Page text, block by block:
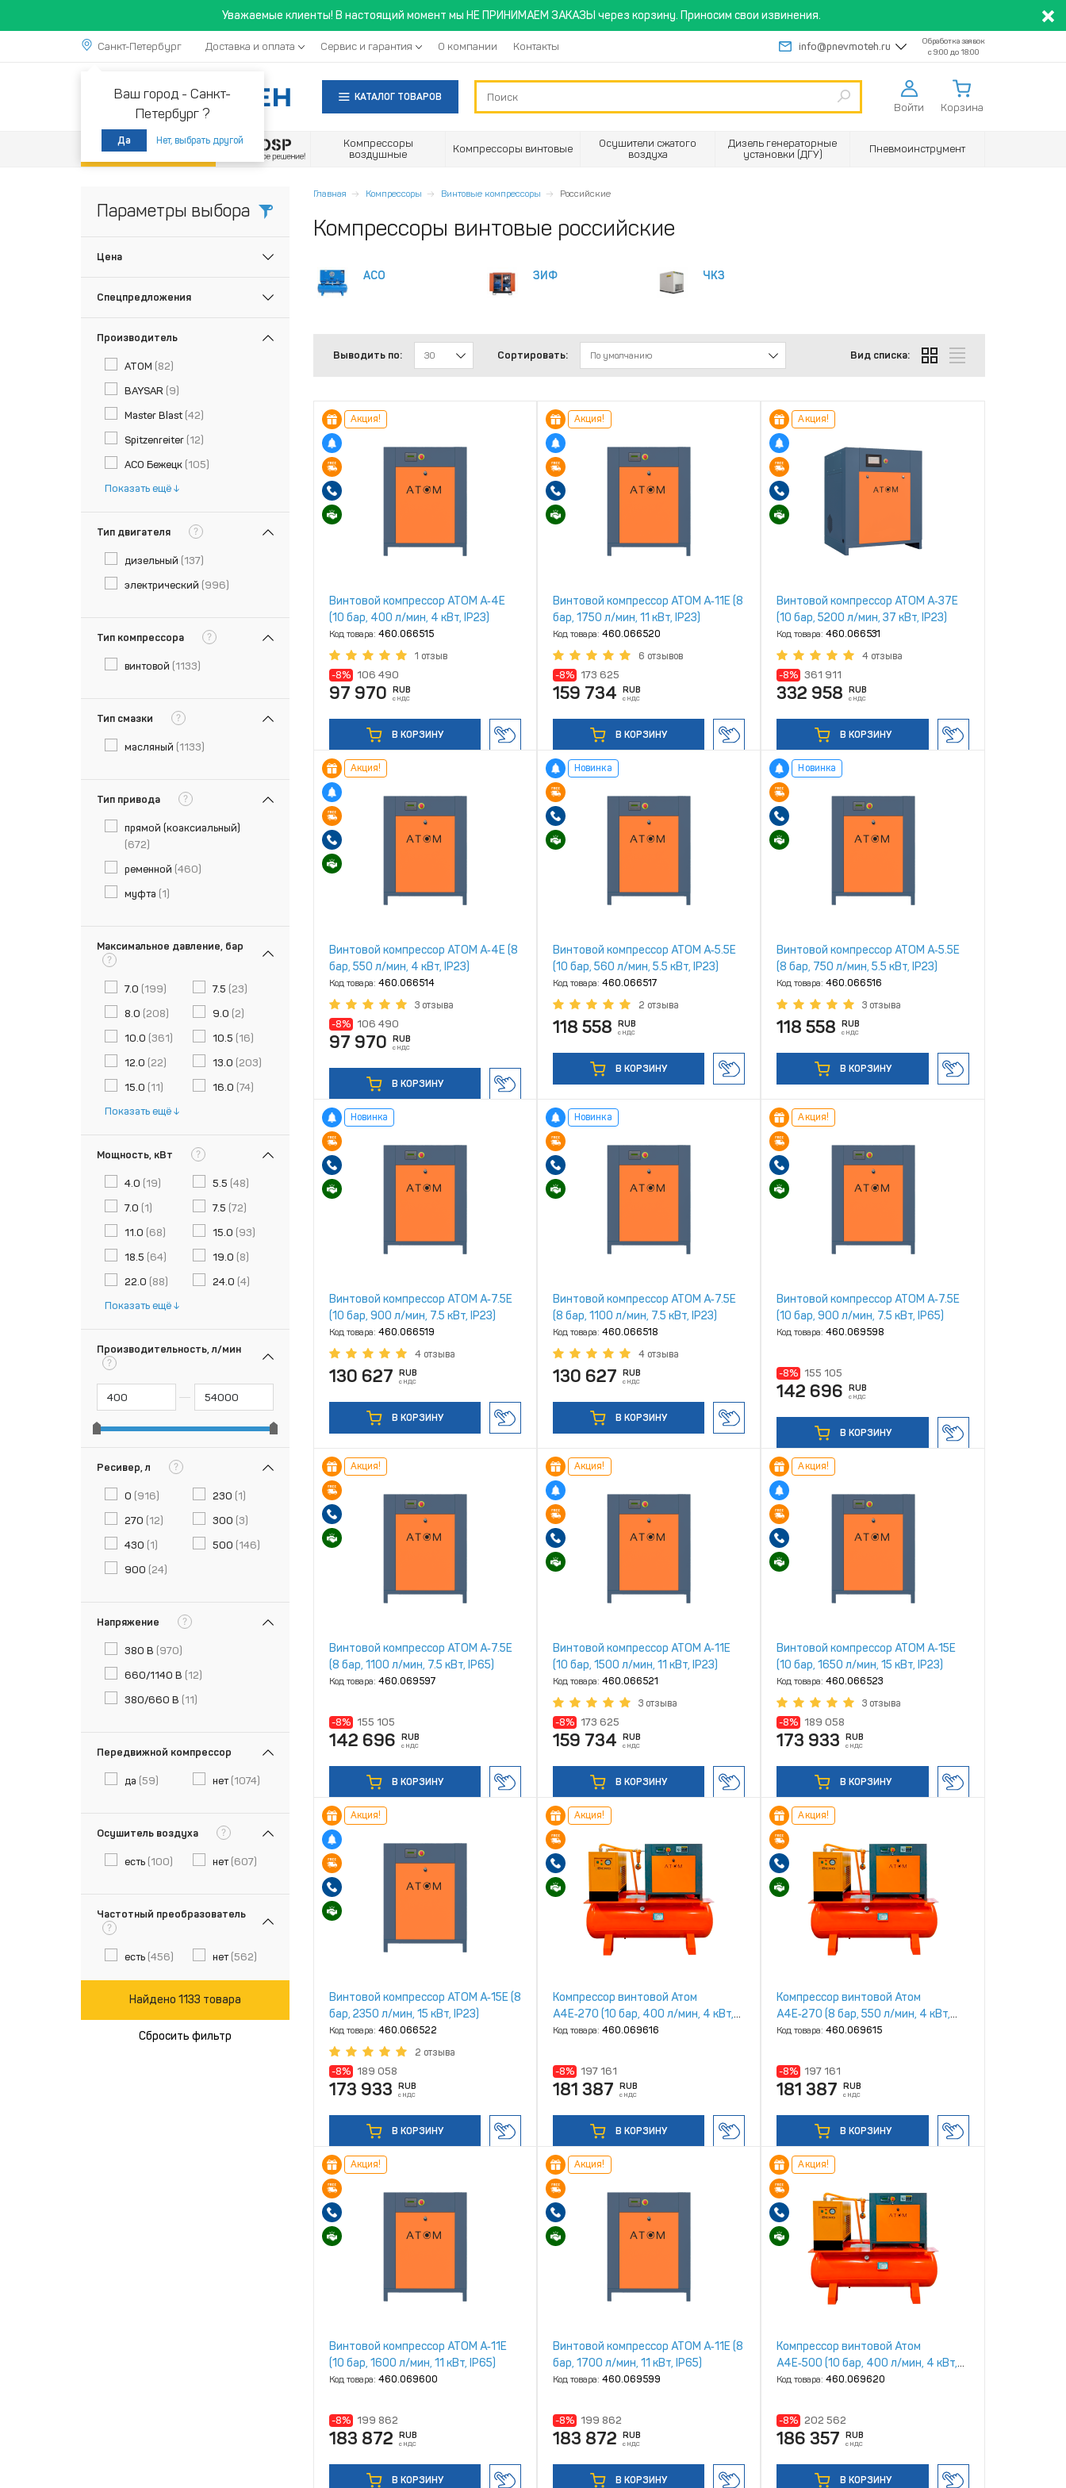
Уважаемые клиенты! В настоящий момент мы НЕ ПРИНИМАЕМ ЗАКАЗЫ через корзину. Приносим свои извинения.
Санкт-Петербург
Ваш город - Санкт-
Петербург ?
Да Нет, выбрать другой
Доставка и оплата Сервис и гарантия О компании Контакты info@pnevmoteh.ru
Обработка заявок
с 9:00 до 18:00
КАТАЛОГ ТОВАРОВ
Войти Корзина
Акции
Компрессоры
воздушные
Компрессоры винтовые
Осушители сжатого
воздуха
Дизель генераторные
установки (ДГУ)
Пневмоинструмент
Параметры выбора
Цена
Спецпредложения
Производитель
ATOM (82)
BAYSAR (9)
Master Blast (42)
Spitzenreiter (12)
АСО Бежецк (105)
Показать ещё
Тип двигателя ?
дизельный (137)
электрический (996)
Тип компрессора ?
винтовой (1133)
Тип смазки ?
масляный (1133)
Тип привода ?
прямой (коаксиальный)
(672)
ременной (460)
муфта (1)
Максимальное давление, бар
?
7.0 (199) 7.5 (23)
8.0 (208) 9.0 (2)
10.0 (361) 10.5 (16)
12.0 (22) 13.0 (203)
15.0 (11) 16.0 (74)
Показать ещё
Мощность, кВт ?
4.0 (19) 5.5 (48)
7.0 (1) 7.5 (72)
11.0 (68) 15.0 (93)
18.5 (64) 19.0 (8)
22.0 (88) 24.0 (4)
Показать ещё
Производительность, л/мин
?
Ресивер, л ?
0 (916) 230 (1)
270 (12) 300 (3)
430 (1) 500 (146)
900 (24)
Напряжение ?
380 В (970)
660/1140 В (12)
380/660 В (11)
Передвижной компрессор
да (59) нет (1074)
Осушитель воздуха ?
есть (100) нет (607)
Частотный преобразователь
?
есть (456) нет (562)
Найдено 1133 товара
Сбросить фильтр
Главная Компрессоры Винтовые компрессоры Российские
Компрессоры винтовые российские
АСО ЗИФ ЧКЗ
Выводить по: 30 Сортировать: По умолчанию Вид списка:
Акция!
Винтовой компрессор ATOM А‑4Е
(10 бар, 400 л/мин, 4 кВт, IP23)
Код товара: 460.066515
1 отзыв
-8% 106 490
97 970 RUB
с НДС
В КОРЗИНУ
Акция!
Винтовой компрессор ATOM А‑11Е (8
бар, 1750 л/мин, 11 кВт, IP23)
Код товара: 460.066520
6 отзывов
-8% 173 625
159 734 RUB
с НДС
В КОРЗИНУ
Акция!
Винтовой компрессор ATOM А‑37Е
(10 бар, 5200 л/мин, 37 кВт, IP23)
Код товара:460.066531
4 отзыва
-8% 361 911
332 958 RUB
с НДС
В КОРЗИНУ
Акция!
Винтовой компрессор ATOM А‑4Е (8
бар, 550 л/мин, 4 кВт, IP23)
Код товара: 460.066514
3 отзыва
-8% 106 490
97 970 RUB
с НДС
В КОРЗИНУ
Новинка
Винтовой компрессор ATOM А‑5.5Е
(10 бар, 560 л/мин, 5.5 кВт, IP23)
Код товара: 460.066517
2 отзыва
118 558 RUB
с НДС
В КОРЗИНУ
Новинка
Винтовой компрессор ATOM А‑5.5Е
(8 бар, 750 л/мин, 5.5 кВт, IP23)
Код товара:460.066516
3 отзыва
118 558 RUB
с НДС
В КОРЗИНУ
Новинка
Винтовой компрессор ATOM А‑7.5Е
(10 бар, 900 л/мин, 7.5 кВт, IP23)
Код товара: 460.066519
4 отзыва
130 627 RUB
с НДС
В КОРЗИНУ
Новинка
Винтовой компрессор ATOM А‑7.5Е
(8 бар, 1100 л/мин, 7.5 кВт, IP23)
Код товара: 460.066518
4 отзыва
130 627 RUB
с НДС
В КОРЗИНУ
Акция!
Винтовой компрессор ATOM А‑7.5Е
(10 бар, 900 л/мин, 7.5 кВт, IP65)
Код товара:460.069598
-8% 155 105
142 696 RUB
с НДС
В КОРЗИНУ
Акция!
Винтовой компрессор ATOM А‑7.5Е
(8 бар, 1100 л/мин, 7.5 кВт, IP65)
Код товара: 460.069597
-8% 155 105
142 696 RUB
с НДС
В КОРЗИНУ
Акция!
Винтовой компрессор ATOM А‑11Е
(10 бар, 1500 л/мин, 11 кВт, IP23)
Код товара: 460.066521
3 отзыва
-8% 173 625
159 734 RUB
с НДС
В КОРЗИНУ
Акция!
Винтовой компрессор ATOM А‑15Е
(10 бар, 1650 л/мин, 15 кВт, IP23)
Код товара:460.066523
3 отзыва
-8% 189 058
173 933 RUB
с НДС
В КОРЗИНУ
Акция!
Винтовой компрессор ATOM А‑15Е (8
бар, 2350 л/мин, 15 кВт, IP23)
Код товара: 460.066522
2 отзыва
-8% 189 058
173 933 RUB
с НДС
В КОРЗИНУ
Акция!
Компрессор винтовой Атом
А4Е‑270 (10 бар, 400 л/мин, 4 кВт,
270л, IP23)
Код товара: 460.069616
-8% 197 161
181 387 RUB
с НДС
В КОРЗИНУ
Акция!
Компрессор винтовой Атом
А4Е‑270 (8 бар, 550 л/мин, 4 кВт,
270л, IP23)
Код товара:460.069615
-8% 197 161
181 387 RUB
с НДС
В КОРЗИНУ
Акция!
Винтовой компрессор ATOM А‑11Е
(10 бар, 1600 л/мин, 11 кВт, IP65)
Код товара: 460.069600
-8% 199 862
183 872 RUB
с НДС
В КОРЗИНУ
Акция!
Винтовой компрессор ATOM А‑11Е (8
бар, 1700 л/мин, 11 кВт, IP65)
Код товара: 460.069599
-8% 199 862
183 872 RUB
с НДС
В КОРЗИНУ
Акция!
Компрессор винтовой Атом
А4Е‑500 (10 бар, 400 л/мин, 4 кВт,
500л, IP23)
Код товара:460.069620
-8% 202 562
186 357 RUB
с НДС
В КОРЗИНУ